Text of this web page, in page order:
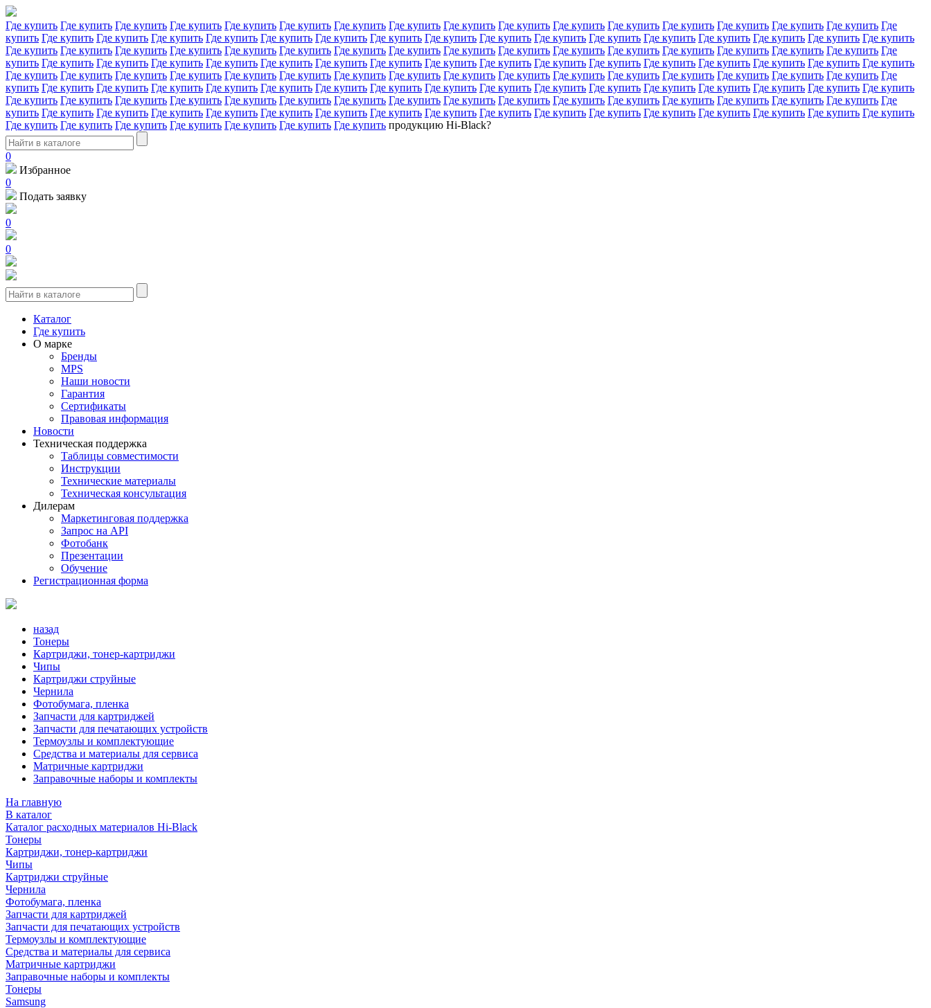
Где купить Где купить Где купить Где купить Где купить Где купить Где купить Где купить Где купить Где купить Где купить Где купить Где купить Где купить Где купить Где купить Где
купить Где купить Где купить Где купить Где купить Где купить Где купить Где купить Где купить Где купить Где купить Где купить Где купить Где купить Где купить Где купить Где купить
Где купить Где купить Где купить Где купить Где купить Где купить Где купить Где купить Где купить Где купить Где купить Где купить Где купить Где купить Где купить Где купить Где
купить Где купить Где купить Где купить Где купить Где купить Где купить Где купить Где купить Где купить Где купить Где купить Где купить Где купить Где купить Где купить Где купить
Где купить Где купить Где купить Где купить Где купить Где купить Где купить Где купить Где купить Где купить Где купить Где купить Где купить Где купить Где купить Где купить Где
купить Где купить Где купить Где купить Где купить Где купить Где купить Где купить Где купить Где купить Где купить Где купить Где купить Где купить Где купить Где купить Где купить
Где купить Где купить Где купить Где купить Где купить Где купить Где купить Где купить Где купить Где купить Где купить Где купить Где купить Где купить Где купить Где купить Где
купить Где купить Где купить Где купить Где купить Где купить Где купить Где купить Где купить Где купить Где купить Где купить Где купить Где купить Где купить Где купить Где купить
Где купить Где купить Где купить Где купить Где купить Где купить Где купить продукцию Hi-Black?
0
Избранное
0
Подать заявку
0
0
Каталог
Где купить
О марке
Бренды
MPS
Наши новости
Гарантия
Сертификаты
Правовая информация
Новости
Техническая поддержка
Таблицы совместимости
Инструкции
Технические материалы
Техническая консультация
Дилерам
Маркетинговая поддержка
Запрос на API
Фотобанк
Презентации
Обучение
Регистрационная форма
назад
Тонеры
Картриджи, тонер-картриджи
Чипы
Картриджи струйные
Чернила
Фотобумага, пленка
Запчасти для картриджей
Запчасти для печатающих устройств
Термоузлы и комплектующие
Средства и материалы для сервиса
Матричные картриджи
Заправочные наборы и комплекты
На главную
В каталог
Каталог расходных материалов Hi-Black
Тонеры
Картриджи, тонер-картриджи
Чипы
Картриджи струйные
Чернила
Фотобумага, пленка
Запчасти для картриджей
Запчасти для печатающих устройств
Термоузлы и комплектующие
Средства и материалы для сервиса
Матричные картриджи
Заправочные наборы и комплекты
Тонеры
Samsung